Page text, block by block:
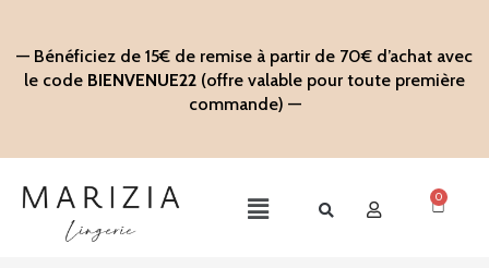
contenu
— Bénéficiez de 15€ de remise à partir de 70€ d’achat avec
le code BIENVENUE22 (offre valable pour toute première
commande) —
Main
0
Panier